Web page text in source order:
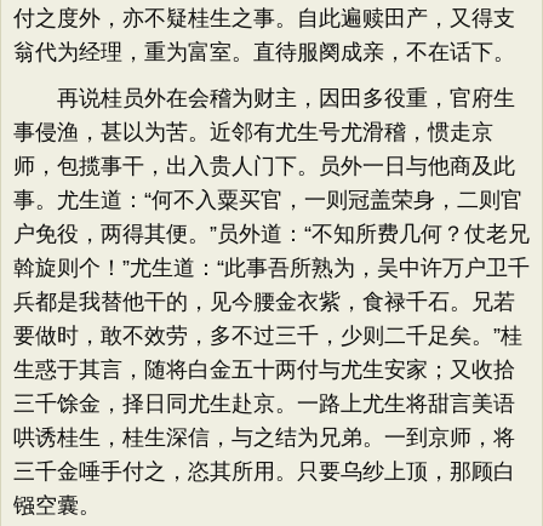
付之度外，亦不疑桂生之事。自此遍赎田产，又得支
翁代为经理，重为富室。直待服阕成亲，不在话下。
再说桂员外在会稽为财主，因田多役重，官府生
事侵渔，甚以为苦。近邻有尤生号尤滑稽，惯走京
师，包揽事干，出入贵人门下。员外一日与他商及此
事。尤生道：​“何不入粟买官，一则冠盖荣身，二则官
户免役，两得其便。​”员外道：​“不知所费几何？仗老兄
斡旋则个！”尤生道：​“此事吾所熟为，吴中许万户卫千
兵都是我替他干的，见今腰金衣紫，食禄千石。兄若
要做时，敢不效劳，多不过三千，少则二千足矣。​”桂
生惑于其言，随将白金五十两付与尤生安家；又收拾
三千馀金，择日同尤生赴京。一路上尤生将甜言美语
哄诱桂生，桂生深信，与之结为兄弟。一到京师，将
三千金唾手付之，恣其所用。只要乌纱上顶，那顾白
镪空囊。